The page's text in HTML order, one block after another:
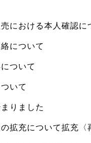
における本人確認に
について
ついて
いて
りました
拡充について拡充〈